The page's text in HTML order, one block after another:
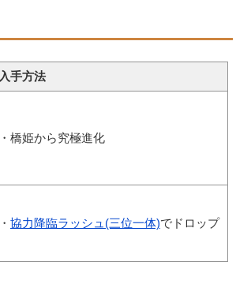
入手方法
・橋姫から究極進化
・ 協力降臨ラッシュ(三位一体)でドロップ